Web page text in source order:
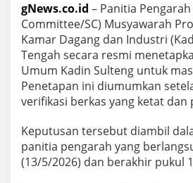
gNews.co.id – Panitia
Committee/SC) Musyawarah
Kamar Dagang dan Industri
Tengah secara resmi
Umum Kadin Sulteng untuk
Penetapan ini diumumkan
verifikasi berkas yang ketat dan
Keputusan tersebut diambil
panitia pengarah yang
(13/5/2026) dan berakhir pukul